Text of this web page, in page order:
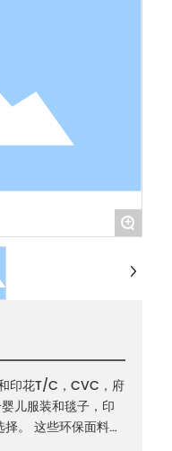
+
印花T/C，CVC，府
儿服装和毯子，印
。 这些环保面料非